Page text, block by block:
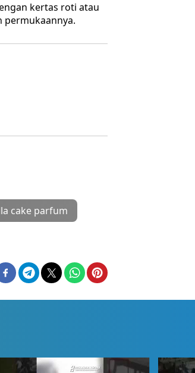
kertas roti atau
permukaannya.
cake parfum